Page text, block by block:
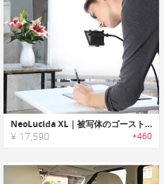
NeoLucida XL｜被写体のゴーストイメージを見たままトレース可能なドローイングデバイス「ネオルシーダXL」
¥ 17,590 +460